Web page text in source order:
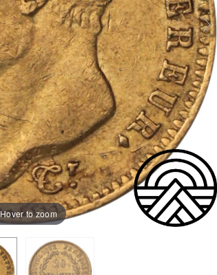
Hover to zoom